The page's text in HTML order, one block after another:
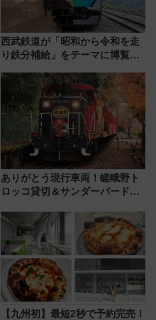
西武鉄道が「昭和から令和を走
り鉄分補給」をテーマに博覧会
14日から 新車両「トキイロ」体
験ブースも アクセスや申込方法
を解説
ありがとう現行車両！嵯峨野ト
ロッコ貸切＆サンダーバードレ
斉藤雪乃＆福原トシヒロと行
く！9月13日「京都の鉄道満喫
ツアー」開催
【九州初】最短2秒で予約完売！